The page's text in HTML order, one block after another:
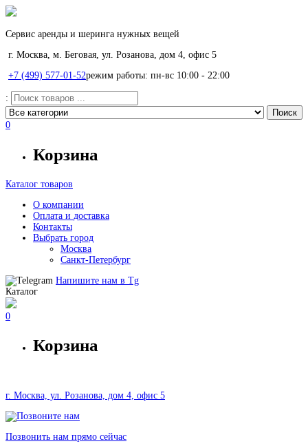
Сервис аренды и шеринга нужных вещей
г. Москва, м. Беговая, ул. Розанова, дом 4, офис 5
+7 (499) 577-01-52режим работы: пн-вс 10:00 - 22:00
:
0
Корзина
Каталог товаров
О компании
Оплата и доставка
Контакты
Выбрать город
Москва
Санкт-Петербург
Напишите нам в Tg
Каталог
0
Корзина
г. Москва, ул. Розанова, дом 4, офис 5
Позвонить нам прямо сейчас